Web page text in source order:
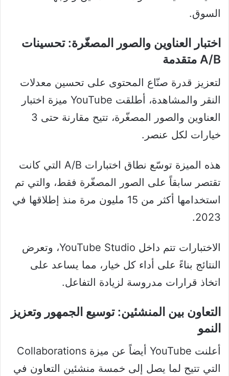
السوق.
اختبار العناوين والصور المصغّرة: تحسينات
A/B متقدمة
لتعزيز قدرة صنّاع المحتوى على تحسين معدلات
النقر والمشاهدة، أطلقت YouTube ميزة اختبار
العناوين والصور المصغّرة، تتيح مقارنة حتى 3
خيارات لكل عنصر.
هذه الميزة توسّع نطاق اختبارات A/B التي كانت
تقتصر سابقاً على الصور المصغّرة فقط، والتي تم
استخدامها أكثر من 15 مليون مرة منذ إطلاقها في
2023.
الاختبارات تتم داخل YouTube Studio، وتعرض
النتائج بناءً على أداء كل خيار، مما يساعد على
اتخاذ قرارات مدروسة لزيادة التفاعل.
التعاون بين المنشئين: توسيع الجمهور وتعزيز
النمو
أعلنت YouTube أيضاً عن ميزة Collaborations
التي تتيح لما يصل إلى خمسة منشئين التعاون في